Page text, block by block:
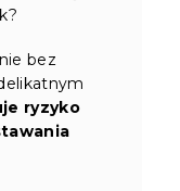
bez
ryzyko